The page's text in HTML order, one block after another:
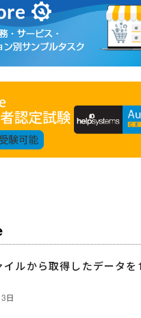
イルから取得したデータを
日